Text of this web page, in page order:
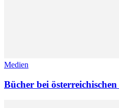
Medien
Bücher bei